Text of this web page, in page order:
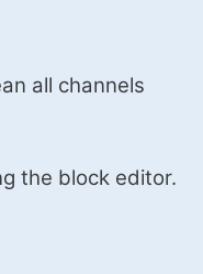
all channels
the block editor.